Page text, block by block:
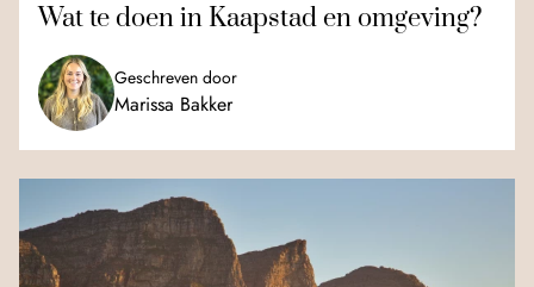
Wat te doen in Kaapstad en omgeving?
Geschreven door
Marissa Bakker